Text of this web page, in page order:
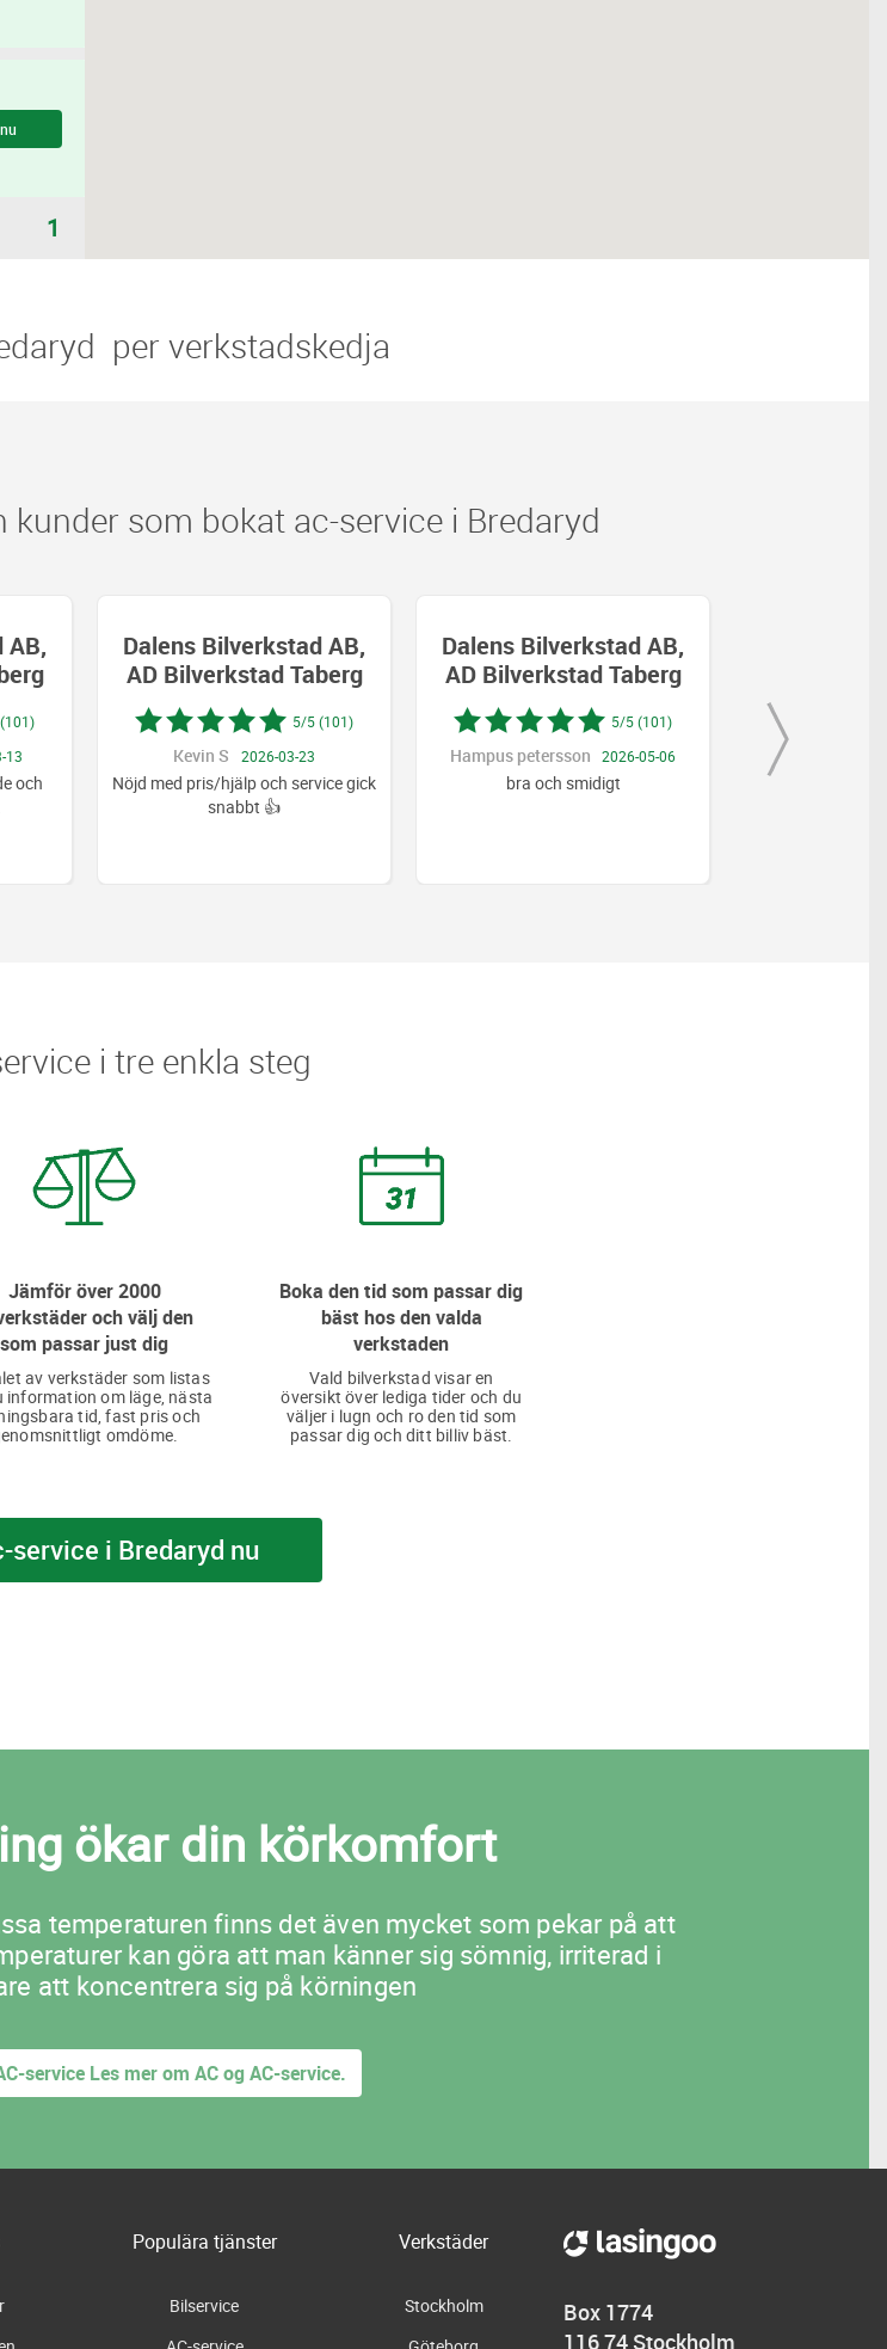
1
per verkstadskedja
som bokat ac-service i Bredaryd
AB,
13
och
Dalens Bilverkstad AB,
AD Bilverkstad Taberg
5/5 (101)
Kevin S 2026-03-23
Nöjd med pris/hjälp och service gick
snabbt 👍
Dalens Bilverkstad AB,
AD Bilverkstad Taberg
5/5 (101)
Hampus petersson 2026-05-06
bra och smidigt
i tre enkla steg
Jämför över 2000
och välj den
som passar just dig
av verkstäder som listas
information om läge, nästa
tid, fast pris och
omdöme.
Boka den tid som passar dig
bäst hos den valda
verkstaden
Vald bilverkstad visar en
översikt över lediga tider och du
väljer i lugn och ro den tid som
passar dig och ditt billiv bäst.
service i Bredaryd nu
ökar din körkomfort
temperaturen finns det även mycket som pekar på att
kan göra att man känner sig sömnig, irriterad i
att koncentrera sig på körningen
service Les mer om AC og AC-service.
Populära tjänster
Bilservice
Verkstäder
Stockholm
Box 1774
116 74 Stockholm